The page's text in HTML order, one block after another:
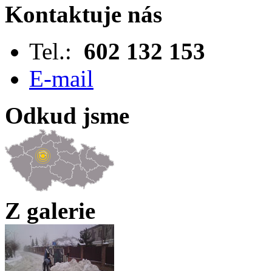
Kontaktuje nás
Tel.: 602 132 153
E-mail
Odkud jsme
Z galerie